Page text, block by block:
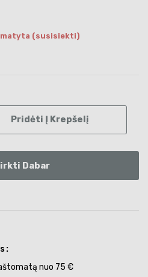
(susisiekti)
Pridėti Į Krepšelį
Dabar
nuo 75 €